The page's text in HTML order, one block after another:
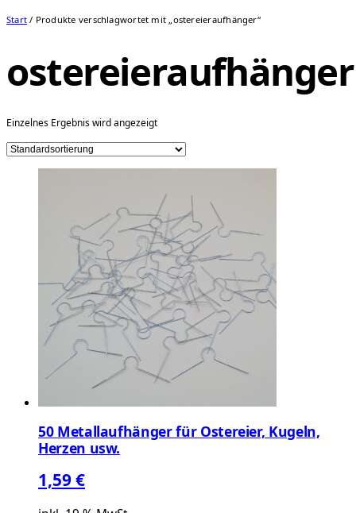
Start / Produkte verschlagwortet mit „ostereieraufhänger“
ostereieraufhänger
Einzelnes Ergebnis wird angezeigt
50 Metallaufhänger für Ostereier, Kugeln,
Herzen usw.
1,59€